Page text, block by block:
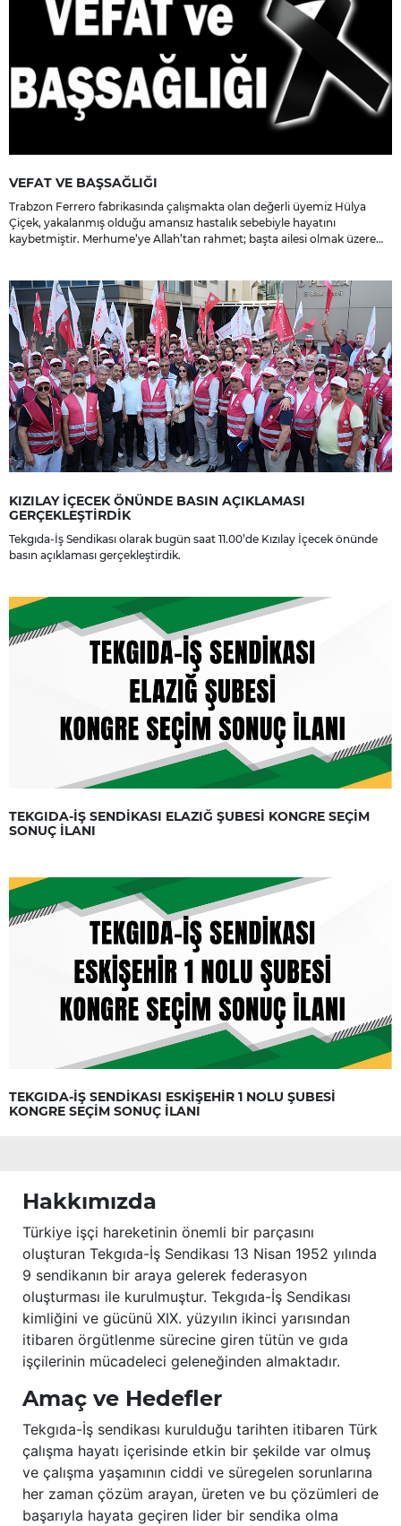
VEFAT VE BAŞSAĞLIĞI
Trabzon Ferrero fabrikasında çalışmakta olan değerli üyemiz Hülya
Çiçek, yakalanmış olduğu amansız hastalık sebebiyle hayatını
kaybetmiştir. Merhume’ye Allah’tan rahmet; başta ailesi olmak üzere
KIZILAY İÇECEK ÖNÜNDE BASIN AÇIKLAMASI
GERÇEKLEŞTİRDİK
Tekgıda-İş Sendikası olarak bugün saat 11.00’de Kızılay İçecek önünde
basın açıklaması gerçekleştirdik.
TEKGIDA-İŞ SENDİKASI ELAZIĞ ŞUBESİ KONGRE SEÇİM
SONUÇ İLANI
TEKGIDA-İŞ SENDİKASI ESKİŞEHİR 1 NOLU ŞUBESİ
KONGRE SEÇİM SONUÇ İLANI
Hakkımızda
Türkiye işçi hareketinin önemli bir parçasını
oluşturan Tekgıda-İş Sendikası 13 Nisan 1952 yılında
9 sendikanın bir araya gelerek federasyon
oluşturması ile kurulmuştur. Tekgıda-İş Sendikası
kimliğini ve gücünü XIX. yüzyılın ikinci yarısından
itibaren örgütlenme sürecine giren tütün ve gıda
işçilerinin mücadeleci geleneğinden almaktadır.
Amaç ve Hedefler
Tekgıda-İş sendikası kurulduğu tarihten itibaren Türk
çalışma hayatı içerisinde etkin bir şekilde var olmuş
ve çalışma yaşamının ciddi ve süregelen sorunlarına
her zaman çözüm arayan, üreten ve bu çözümleri de
başarıyla hayata geçiren lider bir sendika olma